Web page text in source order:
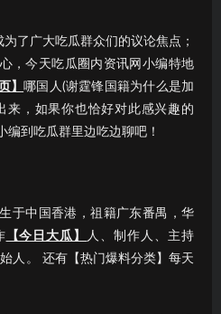
了广大吃瓜群众们的议论焦点；
，今天吃瓜圈内资讯网小编特地
】 哪国人(谢霆锋国籍为什么是加
来，如果你也恰好对此感兴趣的
到吃瓜群里边吃边聊吧！
于中国香港，祖籍广东番禺，华
【今日大瓜】
人、制作人、主持
人。 还有【热门爆料分类】每天